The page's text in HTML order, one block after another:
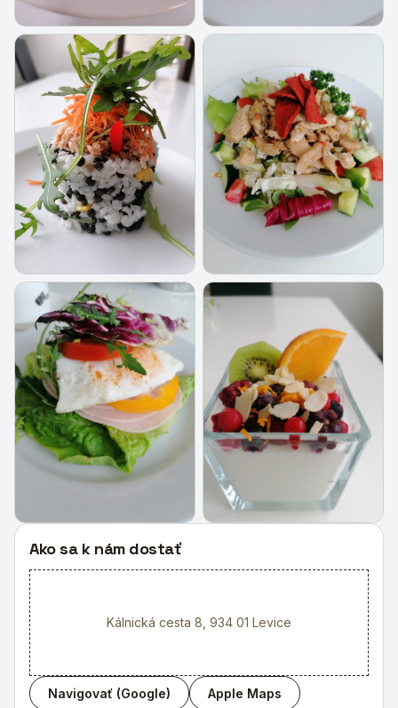
Ako sa k nám dostať
Kálnická cesta 8, 934 01 Levice
Navigovať (Google) Apple Maps